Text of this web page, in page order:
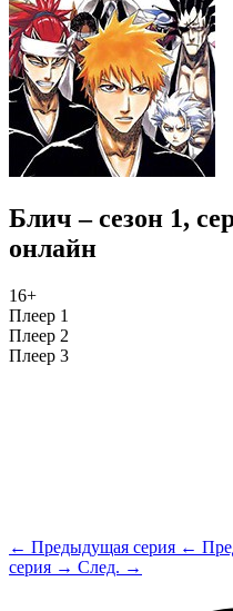
Блич – сезон 1,
онлайн
16+
Плеер 1
Плеер 2
Плеер 3
← Предыдущая серия ←
серия → След. →